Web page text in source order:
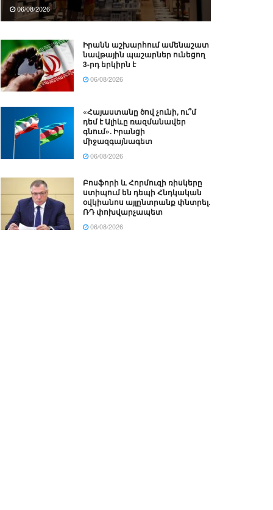
06/08/2026
Իրանն աշխարհում ամենաշատ
նավթային պաշարներ ունեցող
3-րդ երկիրն է
06/08/2026
«Հայաստանը ծով չունի, ու՞մ
դեմ է Ալիևը ռազմանավեր
գնում». Իրանցի
միջազգայնագետ
06/08/2026
Բոսֆորի և Հորմուզի ռիսկերը
ստիպում են դեպի Հնդկական
օվկիանոս այլընտրանք փնտրել.
ՌԴ փոխվարչապետ
06/08/2026